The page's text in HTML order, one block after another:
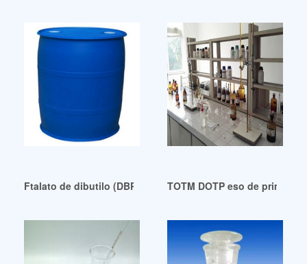
Ftalato de dibutilo (DBP), sustancia química ecológica y
TOTM DOTP eso de primera